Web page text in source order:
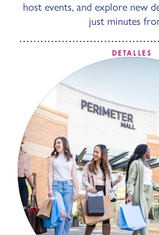
host events, and explore new
just minutes
DETALLES